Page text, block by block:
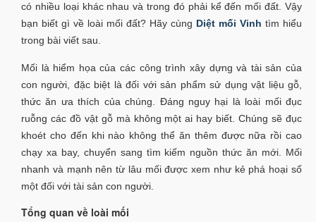
có nhiều loại khác nhau và trong đó phải kể đến mối đất. Vậy
bạn biết gì về loài mối đất? Hãy cùng Diệt mối Vinh tìm hiểu
trong bài viết sau.
Mối là hiểm họa của các công trình xây dựng và tài sản của
con người, đặc biệt là đối với sản phẩm sử dụng vật liệu gỗ,
thức ăn ưa thích của chúng. Đáng nguy hại là loài mối đục
ruỗng các đồ vật gỗ mà không một ai hay biết. Chúng sẽ đục
khoét cho đến khi nào không thể ăn thêm được nữa rồi cao
chạy xa bay, chuyển sang tìm kiếm nguồn thức ăn mới. Mối
nhanh và mạnh nên từ lâu mối được xem như kẻ phá hoại số
một đối với tài sản con người.
Tổng quan về loài mối